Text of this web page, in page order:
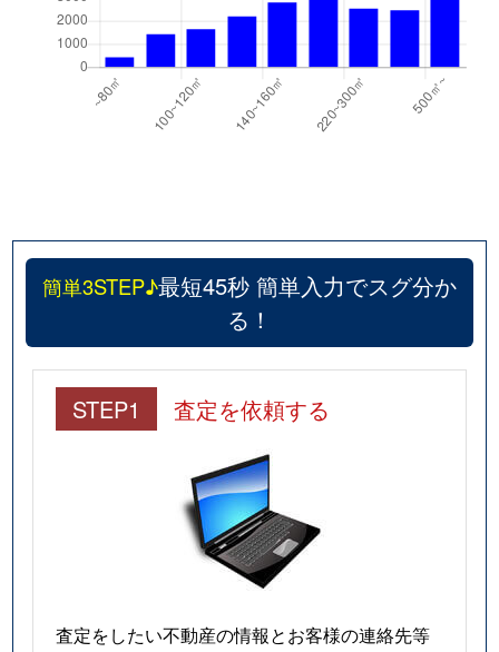
簡単3STEP♪最短45秒 簡単入力でスグ分か
る！
STEP1 査定を依頼する
査定をしたい不動産の情報とお客様の連絡先等